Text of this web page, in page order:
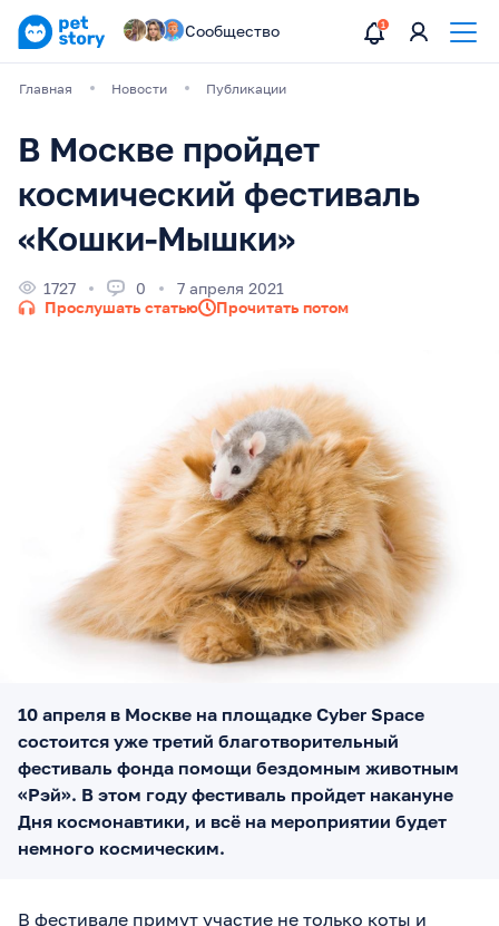
Сообщество
Главная Новости Публикации
В Москве пройдет
космический фестиваль
«Кошки-Мышки»
1727 0
7 апреля 2021
Прослушать статью
Прочитать потом
10 апреля в Москве на площадке Cyber Space
состоится уже третий благотворительный
фестиваль фонда помощи бездомным животным
«Рэй». В этом году фестиваль пройдет накануне
Дня космонавтики, и всё на мероприятии будет
немного космическим.
В фестивале примут участие не только коты и